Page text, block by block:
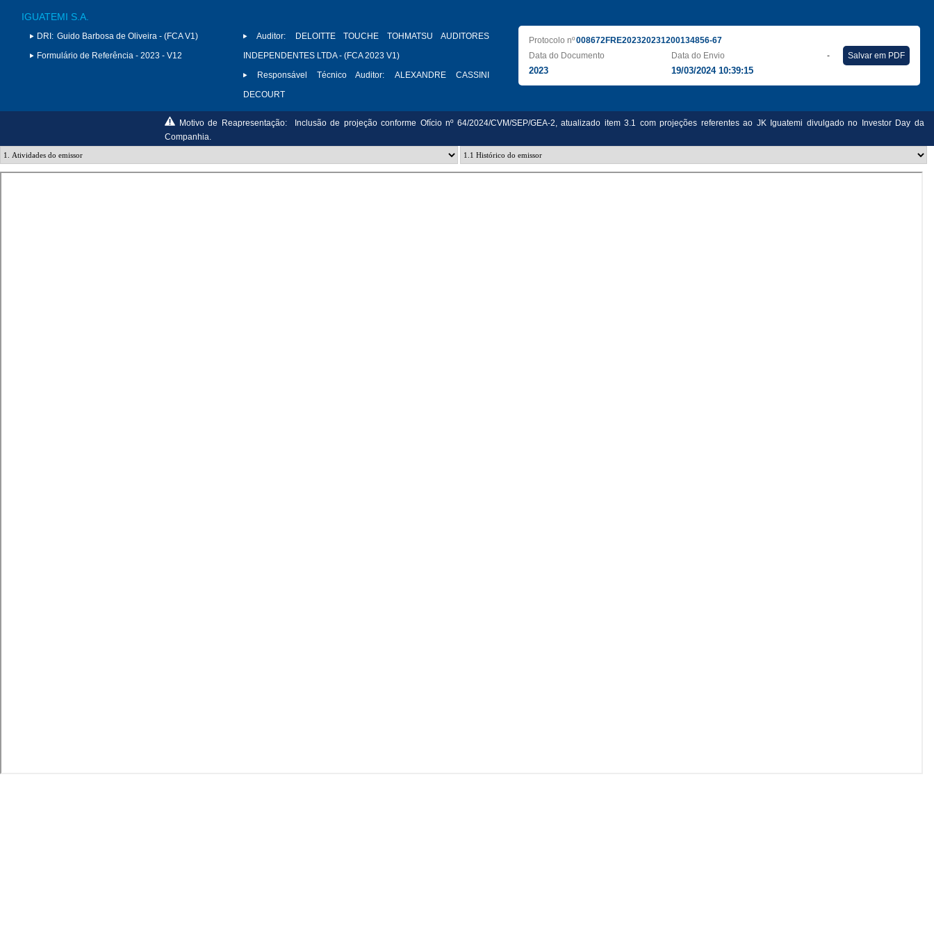
IGUATEMI S.A.
DRI: Guido Barbosa de Oliveira - (FCA V1)
Formulário de Referência - 2023 - V12
Auditor:
DELOITTE TOUCHE TOHMATSU AUDITORES
INDEPENDENTES LTDA - (FCA 2023 V1)
Responsável Técnico Auditor:
ALEXANDRE CASSINI
DECOURT
Protocolo nº008672FRE202320231200134856-67
Data do Documento
2023
Data do Envio
19/03/2024 10:39:15
- Salvar em PDF
Motivo de Reapresentação:
Inclusão de projeção conforme Ofício nº 64/2024/CVM/SEP/GEA-2, atualizado item 3.1 com projeções referentes ao JK Iguatemi divulgado no Investor Day da
Companhia.